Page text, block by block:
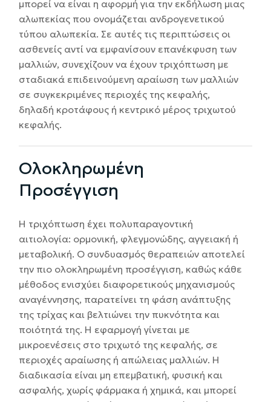
μπορεί να είναι η αφορμή για την εκδήλωση μιας
αλωπεκίας που ονομάζεται ανδρογενετικού
τύπου αλωπεκία. Σε αυτές τις περιπτώσεις οι
ασθενείς αντί να εμφανίσουν επανέκφυση των
μαλλιών, συνεχίζουν να έχουν τριχόπτωση με
σταδιακά επιδεινούμενη αραίωση των μαλλιών
σε συγκεκριμένες περιοχές της κεφαλής,
δηλαδή κροτάφους ή κεντρικό μέρος τριχωτού
κεφαλής.
Ολοκληρωμένη
Προσέγγιση
Η τριχόπτωση έχει πολυπαραγοντική
αιτιολογία: ορμονική, φλεγμονώδης, αγγειακή ή
μεταβολική. Ο συνδυασμός θεραπειών αποτελεί
την πιο ολοκληρωμένη προσέγγιση, καθώς κάθε
μέθοδος ενισχύει διαφορετικούς μηχανισμούς
αναγέννησης, παρατείνει τη φάση ανάπτυξης
της τρίχας και βελτιώνει την πυκνότητα και
ποιότητά της. Η εφαρμογή γίνεται με
μικροενέσεις στο τριχωτό της κεφαλής, σε
περιοχές αραίωσης ή απώλειας μαλλιών. Η
διαδικασία είναι μη επεμβατική, φυσική και
ασφαλής, χωρίς φάρμακα ή χημικά, και μπορεί